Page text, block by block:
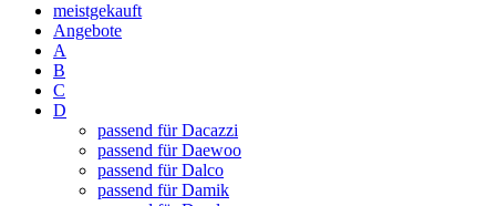
meistgekauft
Angebote
A
B
C
D
passend für Dacazzi
passend für Daewoo
passend für Dalco
passend für Damik